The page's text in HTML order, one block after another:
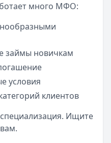
много МФО:
займы новичкам
условия
клиентов
Ищите